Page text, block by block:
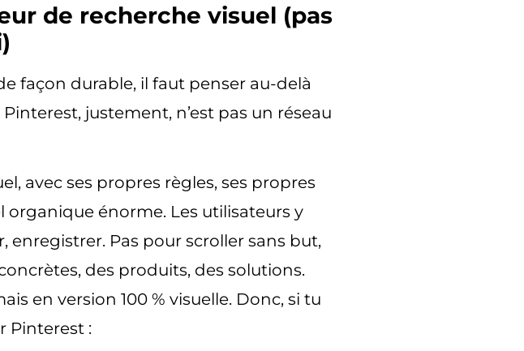
de recherche visuel (pas
façon durable, il faut penser au-delà
Pinterest, justement, n’est pas un réseau
, avec ses propres règles, ses propres
organique énorme. Les utilisateurs y
, enregistrer. Pas pour scroller sans but,
des produits, des solutions.
en version 100 % visuelle. Donc, si tu
Pinterest :